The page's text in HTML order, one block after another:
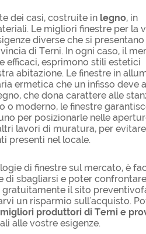
dei casi, costruite in legno, in
Le migliori finestre per la
diverse che si presentano
di Terni. In ogni caso, il
efficaci, esprimono stili estetici
abitazione. Le finestre in
ermetica che un infisso deve
che dona carattere alle
o moderno, le finestre
per posizionarle nelle
lavori di muratura, per
presenti nel locale.
di finestre sul mercato, è
di sbagliarsi e poter
il sito
un risparmio sull'acquisto.
migliori produttori di Terni e
alle vostre esigenze.